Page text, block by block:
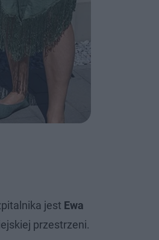
jest Ewa
przestrzeni.